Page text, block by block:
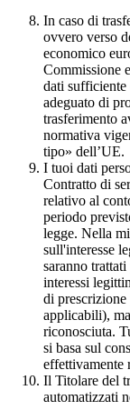
In caso di
ovvero verso
economico
Commissione
dati sufficiente
adeguato di
trasferimento
normativa
tipo» dell’UE.
I tuoi dati
Contratto di
relativo al
periodo
legge. Nella
sull'interesse
saranno
interessi
di
applicabili),
riconosciuta.
si basa sul
effettivamente
Il Titolare del
automatizzati